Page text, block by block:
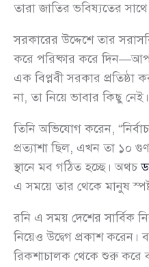
তারা জাতির ভবিষ্যতের
সরকারের উদ্দেশে তার
করে পরিষ্কার করে
এক বিপ্লবী সরকার
না, তা নিয়ে ভাবার কিছু
তিনি অভিযোগ করেন,
প্রত্যাশা ছিল, এখন তা ১০
স্থানে মব গঠিত হচ্ছে। অথচ
এ সময়ে তার থেকে মানুষ
রনি এ সময় দেশের সার্বিক
নিয়েও উদ্বেগ প্রকাশ করেন।
রিকশাচালক থেকে শুরু করে